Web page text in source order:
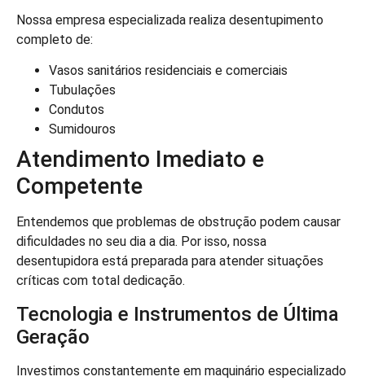
Nossa empresa especializada realiza desentupimento
completo de:
Vasos sanitários residenciais e comerciais
Tubulações
Condutos
Sumidouros
Atendimento Imediato e
Competente
Entendemos que problemas de obstrução podem causar
dificuldades no seu dia a dia. Por isso, nossa
desentupidora está preparada para atender situações
críticas com total dedicação.
Tecnologia e Instrumentos de Última
Geração
Investimos constantemente em maquinário especializado